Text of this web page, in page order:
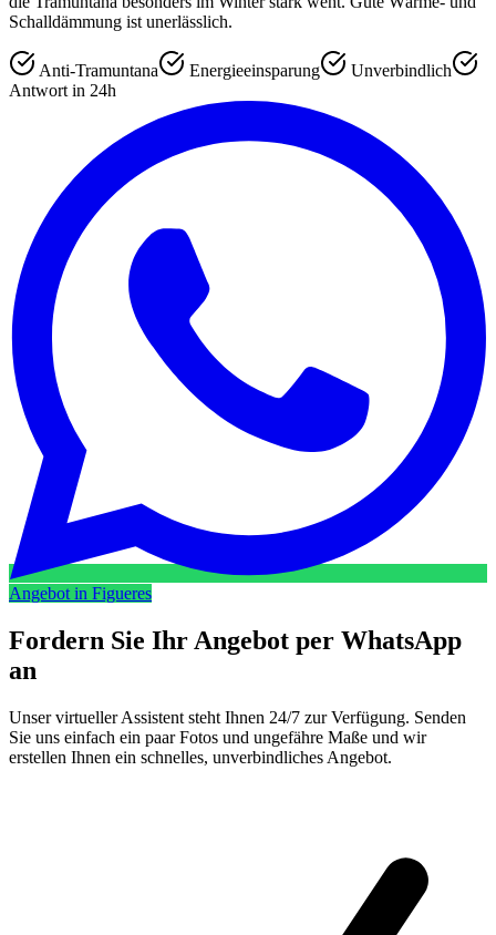
Schalldämmung ist unerlässlich.
Anti-Tramuntana Energieeinsparung
Unverbindlich
Antwort in 24h
Angebot in Figueres
Fordern Sie Ihr Angebot per WhatsApp
an
Unser virtueller Assistent steht Ihnen 24/7 zur Verfügung. Senden
Sie uns einfach ein paar Fotos und ungefähre Maße und wir
erstellen Ihnen ein schnelles, unverbindliches Angebot.